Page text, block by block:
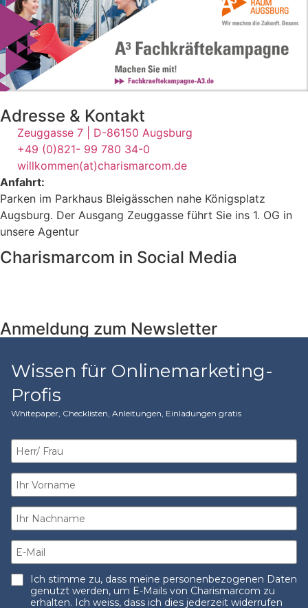
Adresse & Kontakt
Zeuggasse 7 | D-86150 Augsburg
+49 (0)821- 99 780 34-0
willkommen(at)charismarcom.de
Anfahrt:
Parken im Parkhaus Bleigässchen nahe Königsplatz
Augsburg. Der Ausgang Zeuggasse führt Sie ins 1. OG in
unsere Agentur
Charismarcom in Social Media
Anmeldung zum Newsletter
Wissen für Onlinemarketing-
Profis
Whitepaper, Checklisten, Anleitungen, Einladungen gratis​
Ich stimme zu, dass meine personenbezogenen Daten
genutzt werden, um E-Mails von Charismarcom zu
erhalten. Ich weiss, dass ich dies jederzeit widerrufen